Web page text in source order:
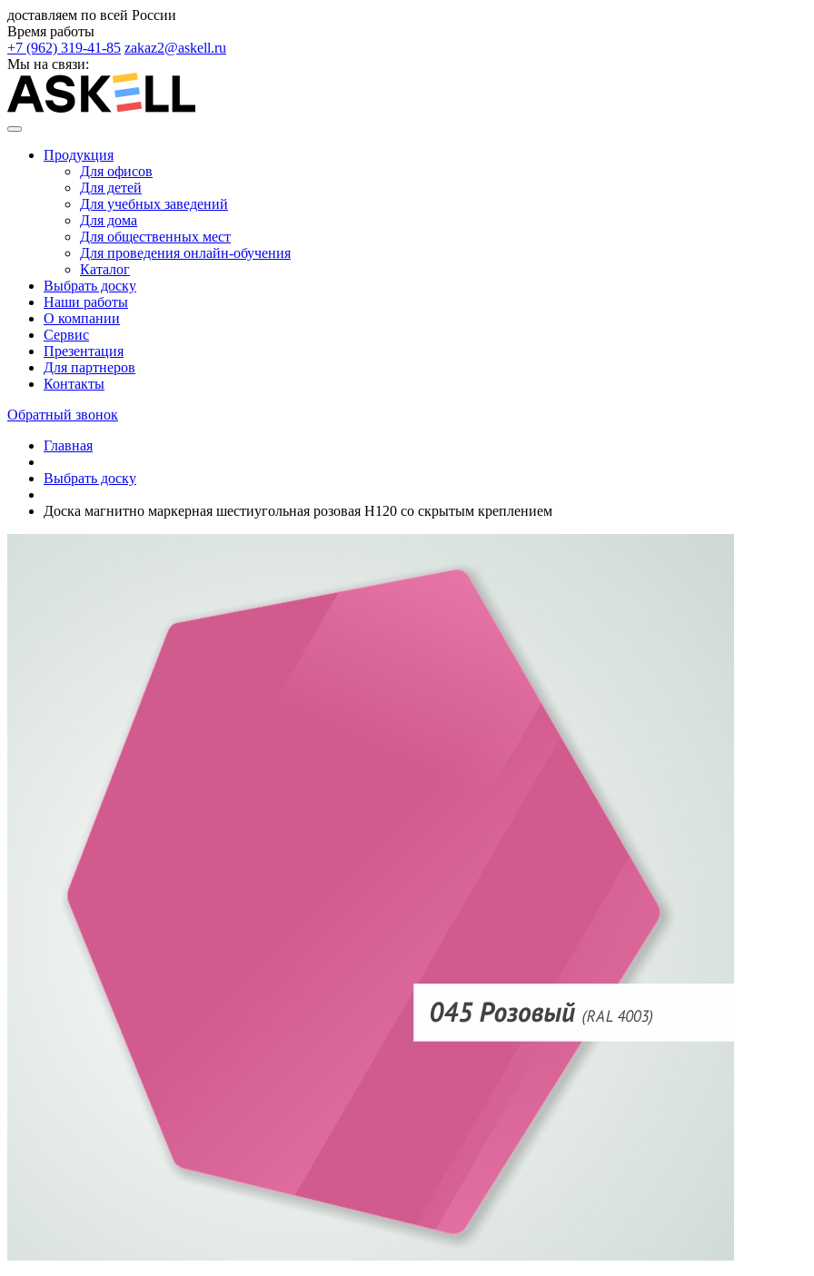
доставляем по всей России
Время работы
+7 (962) 319-41-85 zakaz2@askell.ru
Мы на связи:
Продукция
Для офисов
Для детей
Для учебных заведений
Для дома
Для общественных мест
Для проведения онлайн-обучения
Каталог
Выбрать доску
Наши работы
О компании
Сервис
Презентация
Для партнеров
Контакты
Обратный звонок
Главная
Выбрать доску
Доска магнитно маркерная шестиугольная розовая Н120 со скрытым креплением